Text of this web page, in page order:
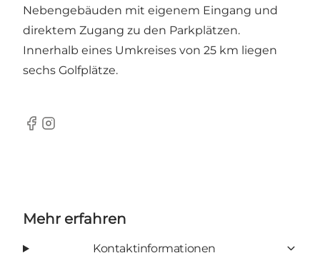
Nebengebäuden mit eigenem Eingang und
direktem Zugang zu den Parkplätzen.
Innerhalb eines Umkreises von 25 km liegen
sechs Golfplätze.
Facebook
Instagram
Mehr erfahren
Kontaktinformationen